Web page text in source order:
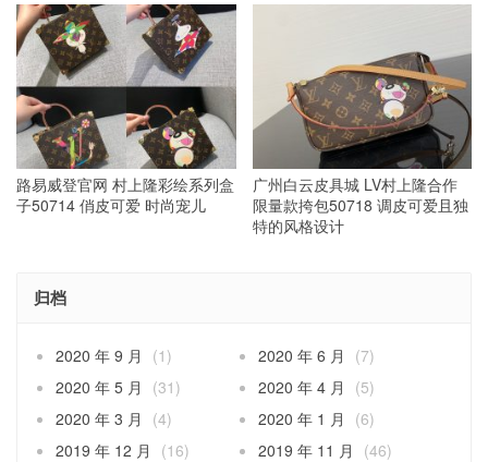
路易威登官网 村上隆彩绘系列盒
子50714 俏皮可爱 时尚宠儿
广州白云皮具城 LV村上隆合作
限量款挎包50718 调皮可爱且独
特的风格设计
归档
2020 年 9 月 (1) 2020 年 6 月
(7)
2020 年 5 月
(31) 2020 年 4 月
(5)
2020 年 3 月
(4) 2020 年 1 月
(6)
2019 年 12 月
(16) 2019 年 11 月
(46)